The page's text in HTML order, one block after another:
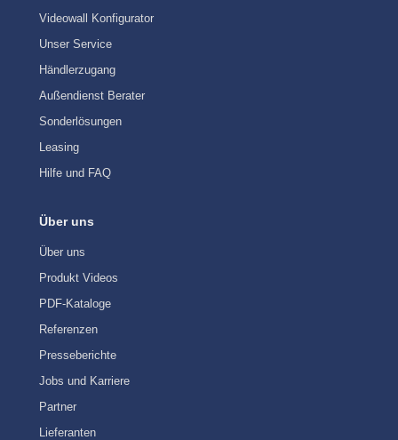
Videowall Konfigurator
Unser Service
Händlerzugang
Außendienst Berater
Sonderlösungen
Leasing
Hilfe und FAQ
Über uns
Über uns
Produkt Videos
PDF-Kataloge
Referenzen
Presseberichte
Jobs und Karriere
Partner
Lieferanten